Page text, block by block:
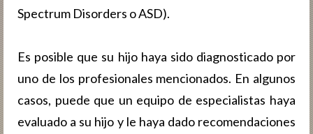
Spectrum Disorders o ASD).
Es posible que su hijo haya sido diagnosticado por
uno de los profesionales mencionados. En algunos
casos, puede que un equipo de especialistas haya
evaluado a su hijo y le haya dado recomendaciones